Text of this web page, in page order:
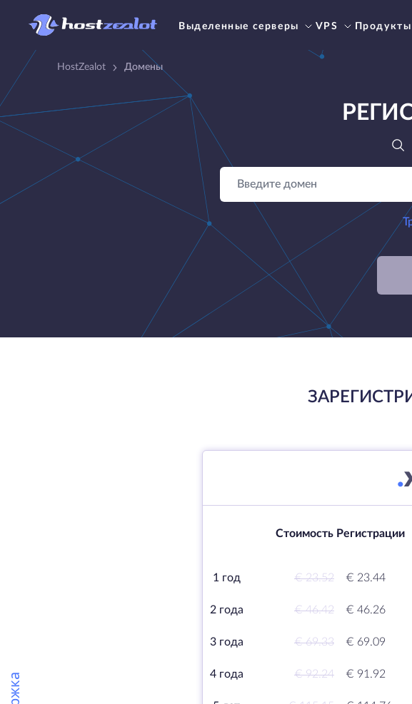
Выделенные серверы VPS Продукты
HostZealot Домены
.
Стоимость Регистрации
1 год € 23.52 € 23.44
2 года € 46.42 € 46.26
3 года € 69.33 € 69.09
4 года € 92.24 € 91.92